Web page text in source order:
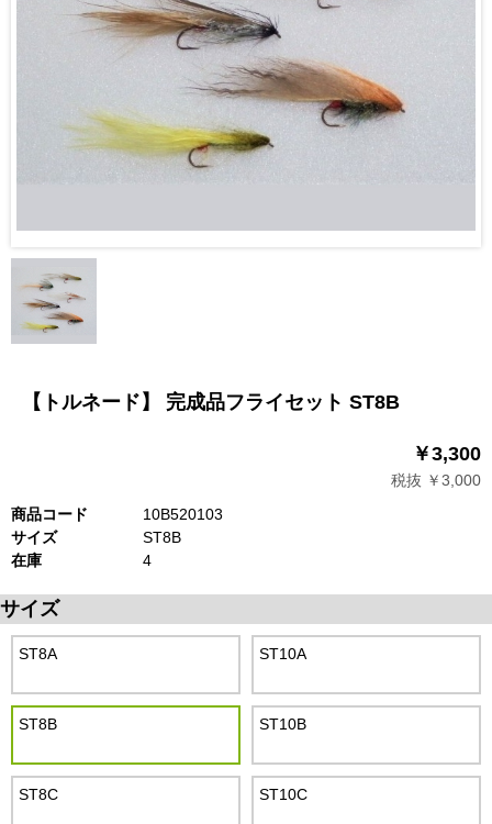
【トルネード】 完成品フライセット ST8B
￥3,300
税抜 ￥3,000
商品コード
10B520103
サイズ
ST8B
在庫
4
サイズ
ST8A ST10A
ST8B ST10B
ST8C ST10C